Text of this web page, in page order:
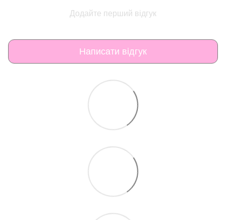
Додайте перший відгук
Написати відгук